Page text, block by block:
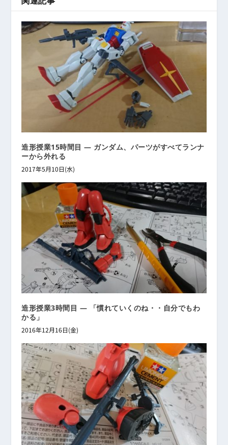
造形授業15時間目 ― ガンダム、パーツがすべてランナ
ーから外れる
2017年5月10日(水)
造形授業3時間目 ― 「慣れていくのね・・自分でもわ
かる」
2016年12月16日(金)